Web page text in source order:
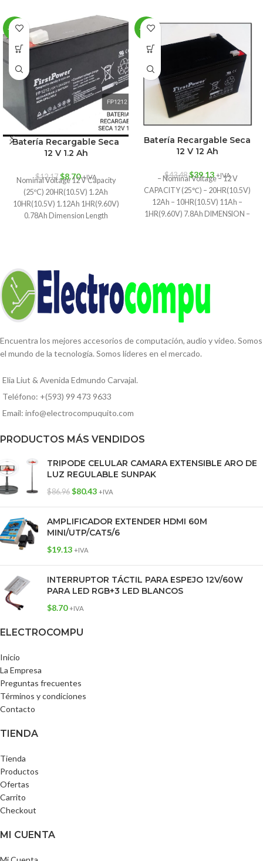
-29%
Batería Recargable Seca
12 V 1.2 Ah
$12.17 $8.70 +IVA
Nominal Voltage 12 V Capacity
(25ºC) 20HR(10.5V) 1.2Ah
10HR(10.5V) 1.12Ah 1HR(9.60V)
0.78Ah Dimension Length
-10%
Batería Recargable Seca
12 V 12 Ah
$43.48 $39.13 +IVA
– Nominal Voltage – 12 V
CAPACITY (25℃) – 20HR(10.5V)
12Ah – 10HR(10.5V) 11Ah –
1HR(9.60V) 7.8Ah DIMENSION –
Encuentra los mejores accesorios de computación, audio y video. Somos
el mundo de la tecnología. Somos líderes en el mercado.
Elia Liut & Avenida Edmundo Carvajal.
Teléfono: +(593) 99 473 9633
Email: info@electrocompuquito.com
PRODUCTOS MÁS VENDIDOS
TRIPODE CELULAR CAMARA EXTENSIBLE ARO DE
LUZ REGULABLE SUNPAK
$86.96 $80.43 +IVA
AMPLIFICADOR EXTENDER HDMI 60M
MINI/UTP/CAT5/6
$19.13 +IVA
INTERRUPTOR TÁCTIL PARA ESPEJO 12V/60W
PARA LED RGB+3 LED BLANCOS
$8.70 +IVA
ELECTROCOMPU
Inicio
La Empresa
Preguntas frecuentes
Términos y condiciones
Contacto
TIENDA
Tienda
Productos
Ofertas
Carrito
Checkout
MI CUENTA